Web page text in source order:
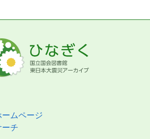
ムページ
チ